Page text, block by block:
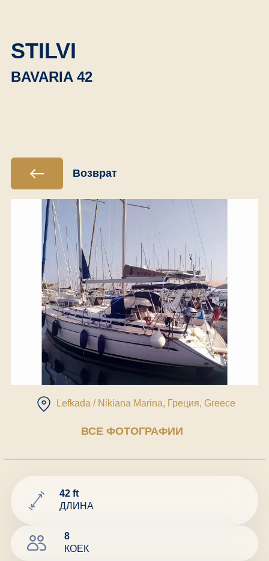
STILVI
BAVARIA 42
Возврат
Lefkada / Nikiana Marina, Греция, Greece
ВСЕ ФОТОГРАФИИ
42 ft
ДЛИНА
8
КОЕК